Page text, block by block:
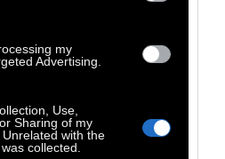
my
Advertising.
Use,
Sharing of my
with the
collected.
απόφαση είναι
και την
Η οδηγία θα
σεβασμό των εθνικών
των